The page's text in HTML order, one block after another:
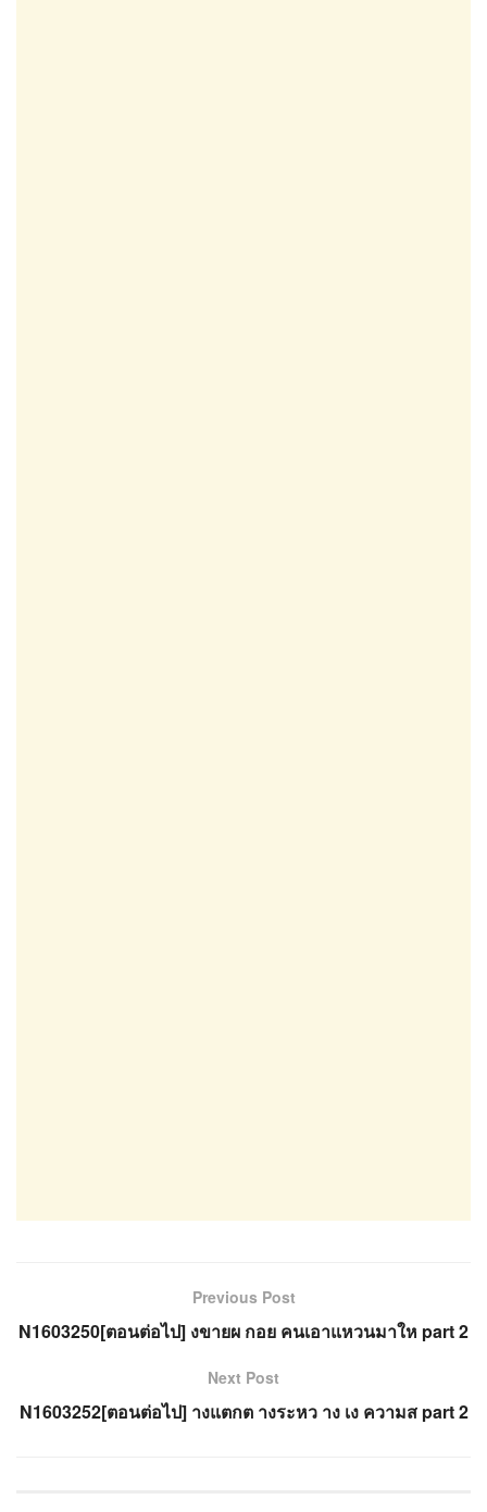
Previous Post
N1603250[ตอนต่อไป] งขายผ กอย คนเอาแหวนมาให part 2
Next Post
N1603252[ตอนต่อไป] างแตกต างระหว าง เง ความส part 2